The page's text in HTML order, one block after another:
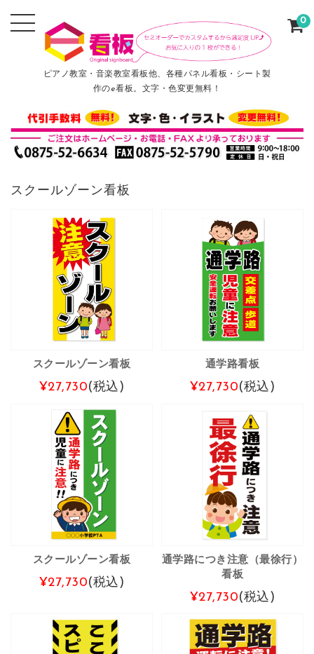
ピアノ教室・音楽教室看板他、各種パネル看板・シート製
作のe看板。文字・色変更無料！
0
スクールゾーン看板
スクールゾーン看板
¥27,730(税込)
通学路看板
¥27,730(税込)
スクールゾーン看板
¥27,730(税込)
通学路につき注意（最徐行）
看板
¥27,730(税込)